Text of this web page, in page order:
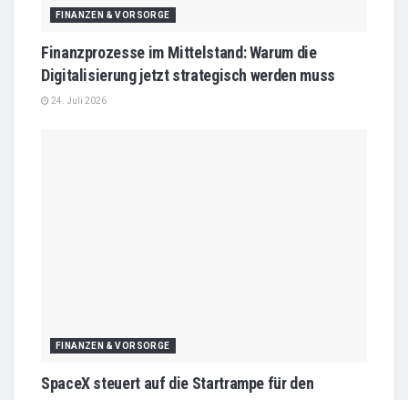
FINANZEN & VORSORGE
Finanzprozesse im Mittelstand: Warum die
Digitalisierung jetzt strategisch werden muss
24. Juli 2026
FINANZEN & VORSORGE
SpaceX steuert auf die Startrampe für den